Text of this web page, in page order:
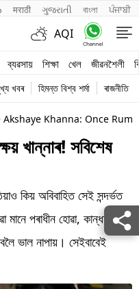
मराठी ગુજરાતી বাংলা ਪੰਜਾਬੀ
AQI
ব্যৱসায় শিক্ষা খেল জীৱনশৈলী
খবৰ হিমন্ত বিশ্ব শৰ্মা ৰাজনীতি
Akshaye Khanna: Once
খান্নাৰ! সবিশেষ
কিয় অবিবাহিত সেই সন্দৰ্ভত
মানে পৰাধীন হোৱা, কান্ধত এক
ভাল নাপায়। সেইবাবেই